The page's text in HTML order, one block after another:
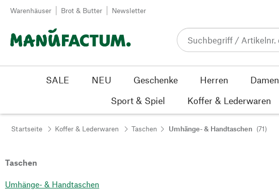
Zum Inhalt springen
Warenhäuser Brot & Butter Newsletter
SALE NEU Geschenke Herren Damen
Sport & Spiel
Koffer & Lederwaren
Startseite Koffer & Lederwaren Taschen Umhänge- & Handtaschen (71)
Taschen
Umhänge- & Handtaschen